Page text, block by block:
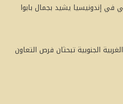
في إندونيسيا يشيد بجمال بابوا
الغربية الجنوبية تبحثان فرص التعاون